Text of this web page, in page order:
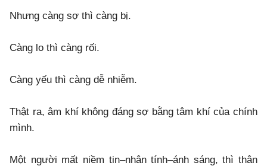
Nhưng càng sợ thì càng bị.
Càng lo thì càng rối.
Càng yếu thì càng dễ nhiễm.
Thật ra, âm khí không đáng sợ bằng tâm khí của chính
mình.
Một người mất niềm tin–nhân tính–ánh sáng, thì thân